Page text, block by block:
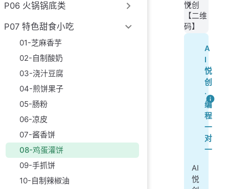
P06 火锅锅底类
P07 特色甜食小吃
01-芝麻香芋
02-自制酸奶
03-浇汁豆腐
04-煎饼果子
05-肠粉
06-凉皮
07-酱香饼
08-鸡蛋灌饼
09-手抓饼
10-自制辣椒油
悦创
【二维
码】
A
I
悦
创
·
编
程
一
对
一
AI
悦